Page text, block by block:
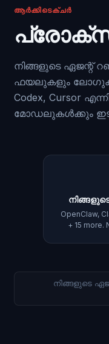
ആർക്കിടെക്ചർ
നിങ്ങളുടെ
ഫയലുകളും ലോഗുകളും
Codex, Cursor
മോഡലുകൾക്കും
OpenClaw,
+ 15 more.
നിങ്ങളുടെ